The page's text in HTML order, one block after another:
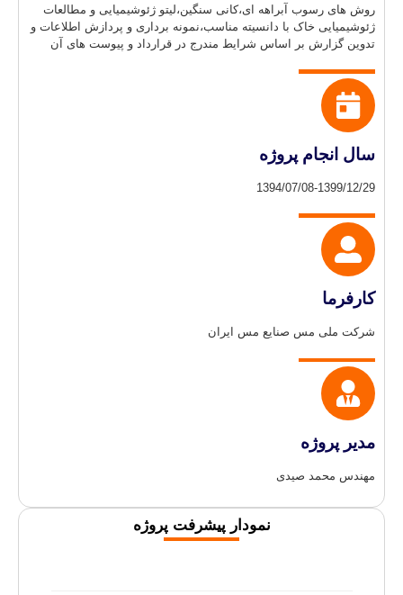
رسوب آبراهه ای،کانی سنگین،لیتو ژئوشیمیایی و مطالعات
خاک با دانسیته مناسب،نمونه برداری و پردازش اطلاعات و
بر اساس شرایط مندرج در قرارداد و پیوست های آن
پروژه
1394/07/08-
مس صنایع مس ایران
محمد صیدی
نمودار پیشرفت پروژه